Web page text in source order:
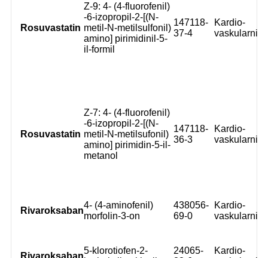
Rosuvastatin
Z-9: 4- (4-fluorofenil)
-6-izopropil-2-[(N-
metil-N-metilsulfonil)
amino] pirimidinil-5-
il-formil
147118-
37-4
Kardio-
vaskularni
Rosuvastatin
Z-7: 4- (4-fluorofenil)
-6-izopropil-2-[(N-
metil-N-metilsufonil)
amino] pirimidin-5-il-
metanol
147118-
36-3
Kardio-
vaskularni
Rivaroksaban
4- (4-aminofenil)
morfolin-3-on
438056-
69-0
Kardio-
vaskularni
Rivaroksaban
5-klorotiofen-2-
24065-
Kardio-